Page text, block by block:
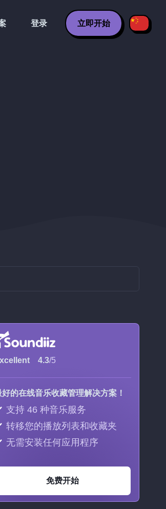
登录 立即开始
4.3/5
好的在线音乐收藏管理解决方案！
支持 46 种音乐服务
转移您的播放列表和收藏夹
无需安装任何应用程序
免费开始